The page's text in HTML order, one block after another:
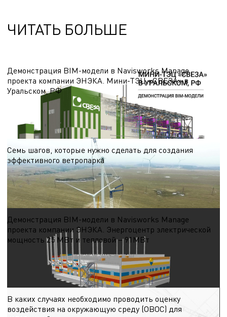
ЧИТАТЬ БОЛЬШЕ
Демонстрация BIM-модели в Navisworks Manage
проекта компании ЭНЭКА. Мини-ТЭЦ «СВЕЗА» в
Уральском, РФ
В видео показано здание Мини-ТЭЦ с выработкой электрической и тепловой
энергии для деревообрабатывающего комбината «СВЕЗА» в Уральском, РФ
23.10.2024
Семь шагов, которые нужно сделать для создания
эффективного ветропарка
Первый шаг. Проведение скрининга (выбора) потенциальных площадок для
проектирования ветроэнергетической станции (ВЭС)
19.10.2024
Демонстрация BIM-модели в Navisworks Manage
проекта компании ЭНЭКА. Энергоцентр электрической
мощность 25 МВт и тепловой – 91МВт
В видео показано здание энергоцентра. Видео демонстрирует:
В каких случаях необходимо проводить оценку
воздействия на окружающую среду (ОВОС) для